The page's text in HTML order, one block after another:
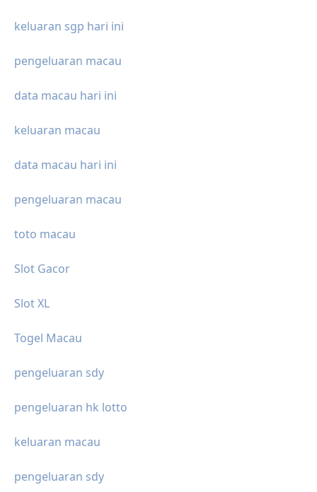
keluaran sgp hari ini
pengeluaran macau
data macau hari ini
keluaran macau
data macau hari ini
pengeluaran macau
toto macau
Slot Gacor
Slot XL
Togel Macau
pengeluaran sdy
pengeluaran hk lotto
keluaran macau
pengeluaran sdy